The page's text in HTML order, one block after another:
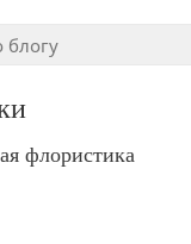
флористика